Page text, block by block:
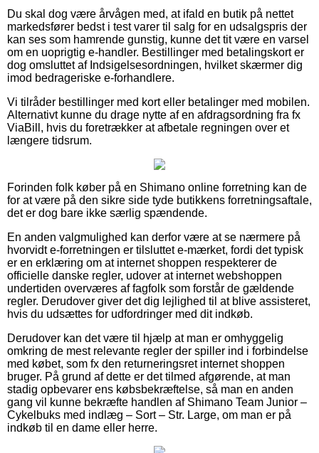
Du skal dog være årvågen med, at ifald en butik på nettet
markedsfører bedst i test varer til salg for en udsalgspris der
kan ses som hamrende gunstig, kunne det tit være en varsel
om en uoprigtig e-handler. Bestillinger med betalingskort er
dog omsluttet af Indsigelsesordningen, hvilket skærmer dig
imod bedrageriske e-forhandlere.
Vi tilråder bestillinger med kort eller betalinger med mobilen.
Alternativt kunne du drage nytte af en afdragsordning fra fx
ViaBill, hvis du foretrækker at afbetale regningen over et
længere tidsrum.
Forinden folk køber på en Shimano online forretning kan de
for at være på den sikre side tyde butikkens forretningsaftale,
det er dog bare ikke særlig spændende.
En anden valgmulighed kan derfor være at se nærmere på
hvorvidt e-forretningen er tilsluttet e-mærket, fordi det typisk
er en erklæring om at internet shoppen respekterer de
officielle danske regler, udover at internet webshoppen
undertiden overværes af fagfolk som forstår de gældende
regler. Derudover giver det dig lejlighed til at blive assisteret,
hvis du udsættes for udfordringer med dit indkøb.
Derudover kan det være til hjælp at man er omhyggelig
omkring de mest relevante regler der spiller ind i forbindelse
med købet, som fx den returneringsret internet shoppen
bruger. På grund af dette er det tilmed afgørende, at man
stadig opbevarer ens købsbekræftelse, så man en anden
gang vil kunne bekræfte handlen af Shimano Team Junior –
Cykelbuks med indlæg – Sort – Str. Large, om man er på
indkøb til en dame eller herre.